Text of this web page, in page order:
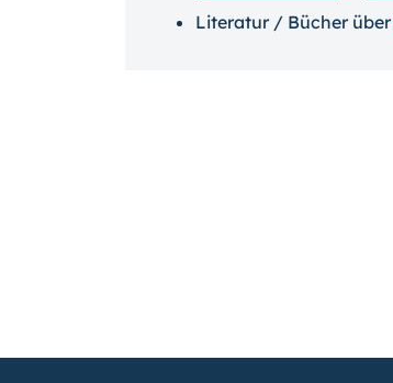
Literatur / Bücher über